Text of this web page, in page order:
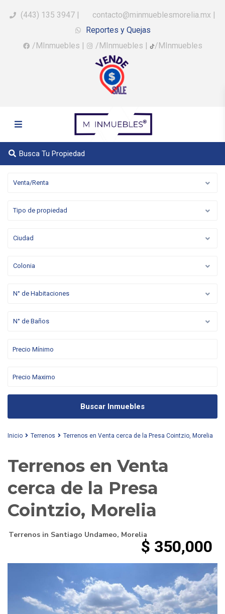
(443) 135 3947 | contacto@minmueblesmorelia.mx |
Reportes y Quejas
/MInmuebles | /MInmuebles | /MInmuebles
Busca Tu Propiedad
Venta/Renta
Tipo de propiedad
Ciudad
Colonia
N° de Habitaciones
N° de Baños
Buscar Inmuebles
Inicio Terrenos Terrenos en Venta cerca de la Presa Cointzio, Morelia
Terrenos en Venta
cerca de la Presa
Cointzio, Morelia
Terrenos in Santiago Undameo, Morelia
$ 350,000